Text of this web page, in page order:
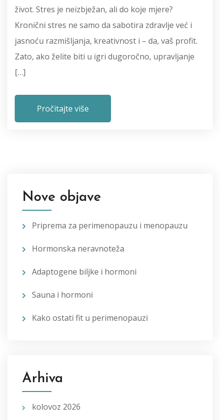
život. Stres je neizbježan, ali do koje mjere?
Kronični stres ne samo da sabotira zdravlje već i
jasnoću razmišljanja, kreativnost i – da, vaš profit.
Zato, ako želite biti u igri dugoročno, upravljanje
[…]
Pročitajte više
Nove objave
Priprema za perimenopauzu i menopauzu
Hormonska neravnoteža
Adaptogene biljke i hormoni
Sauna i hormoni
Kako ostati fit u perimenopauzi
Arhiva
kolovoz 2026